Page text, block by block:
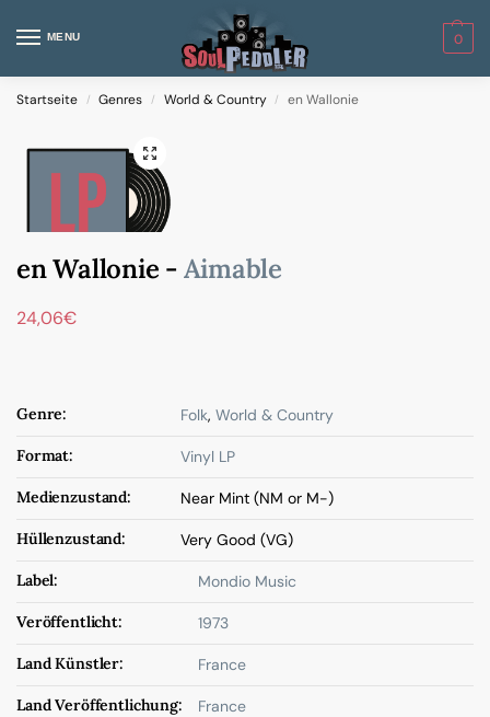
MENU 0
Startseite / Genres / World & Country / en Wallonie
en Wallonie - Aimable
24,06€
Genre: Folk, World & Country
Format: Vinyl LP
Medienzustand: Near Mint (NM or M-)
Hüllenzustand: Very Good (VG)
Label: Mondio Music
Veröffentlicht: 1973
Land Künstler: France
Land Veröffentlichung: France